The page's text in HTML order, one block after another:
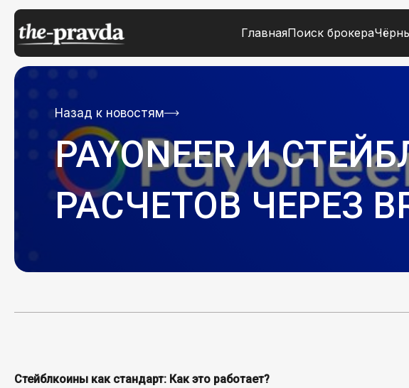
ГлавнаяПоиск брокера
Назад к новостям
PAYONEER И
РАСЧЕТОВ ЧЕРЕЗ
Стейблкоины как стандарт: Как это работает?